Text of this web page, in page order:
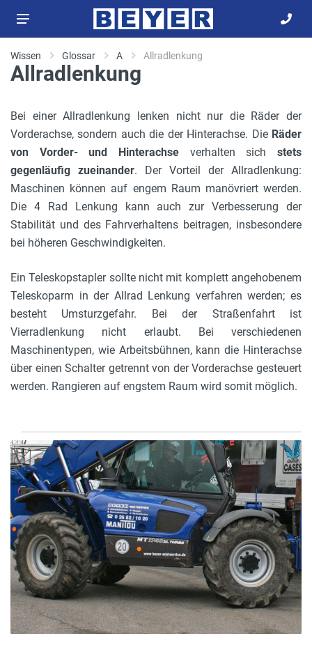
Wissen Glossar A Allradlenkung
Allradlenkung
Bei einer Allradlenkung lenken nicht nur die Räder der
Vorderachse, sondern auch die der Hinterachse. Die Räder
von Vorder- und Hinterachse verhalten sich stets
gegenläufig zueinander. Der Vorteil der Allradlenkung:
Maschinen können auf engem Raum manövriert werden.
Die 4 Rad Lenkung kann auch zur Verbesserung der
Stabilität und des Fahrverhaltens beitragen, insbesondere
bei höheren Geschwindigkeiten.
Ein Teleskopstapler sollte nicht mit komplett angehobenem
Teleskoparm in der Allrad Lenkung verfahren werden; es
besteht Umsturzgefahr. Bei der Straßenfahrt ist
Vierradlenkung nicht erlaubt. Bei verschiedenen
Maschinentypen, wie Arbeitsbühnen, kann die Hinterachse
über einen Schalter getrennt von der Vorderachse gesteuert
werden. Rangieren auf engstem Raum wird somit möglich.